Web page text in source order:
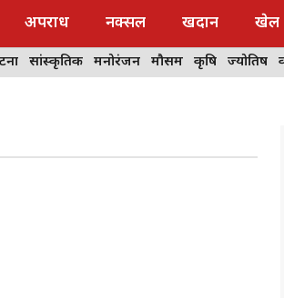
अपराध नक्सल खदान खेल
सांस्कृतिक मनोरंजन मौसम कृषि ज्योतिष